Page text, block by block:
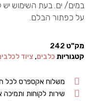
במים/ ים. בעת השימוש
על כפתור הבלם.
מק"ט 242
קטגוריות כלבים, ציוד
משלוח אקספרס לכל
שירות לקוחות ותמיכה